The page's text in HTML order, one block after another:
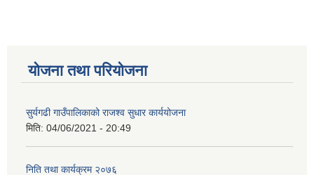
योजना तथा परियोजना
सुर्यगढी गाउँपालिकाको राजश्व सुधार कार्ययोजना
मिति: 04/06/2021 - 20:49
निति तथा कार्यक्रम २०७६